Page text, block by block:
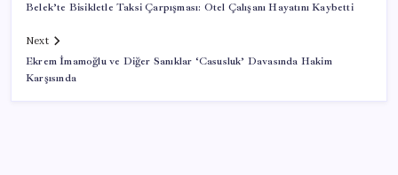
Belek’te Bisikletle Taksi Çarpışması: Otel Çalışanı Hayatını Kaybetti
Next
Ekrem İmamoğlu ve Diğer Sanıklar ‘Casusluk’ Davasında Hakim
Karşısında